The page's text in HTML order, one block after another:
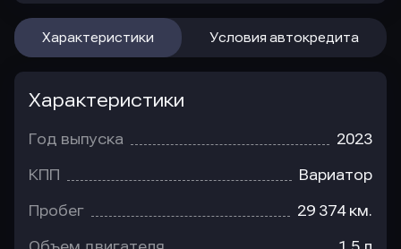
Характеристики Условия автокредита
Характеристики
Год выпуска 2023
КПП Вариатор
Пробег 29 374 км.